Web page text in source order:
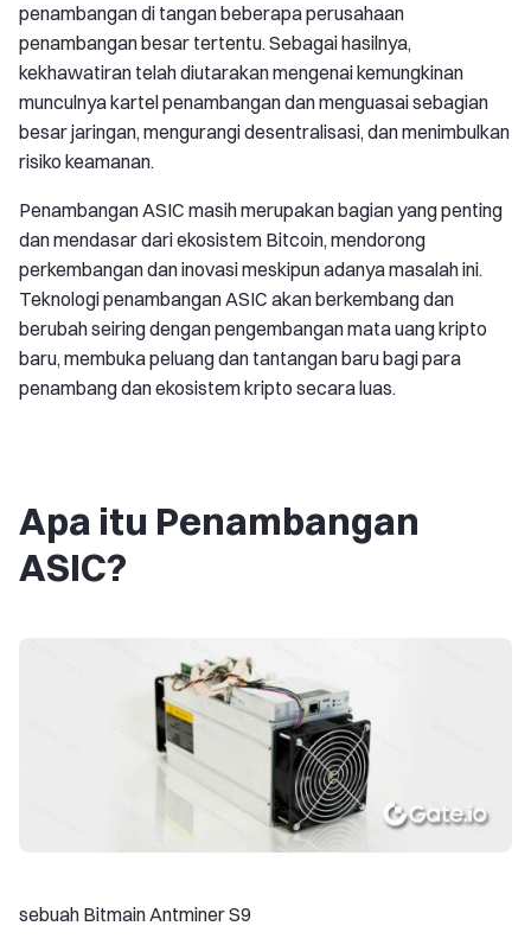
penambangan di tangan beberapa perusahaan
penambangan besar tertentu. Sebagai hasilnya,
kekhawatiran telah diutarakan mengenai kemungkinan
munculnya kartel penambangan dan menguasai sebagian
besar jaringan, mengurangi desentralisasi, dan menimbulkan
risiko keamanan.
Penambangan ASIC masih merupakan bagian yang penting
dan mendasar dari ekosistem Bitcoin, mendorong
perkembangan dan inovasi meskipun adanya masalah ini.
Teknologi penambangan ASIC akan berkembang dan
berubah seiring dengan pengembangan mata uang kripto
baru, membuka peluang dan tantangan baru bagi para
penambang dan ekosistem kripto secara luas.
Apa itu Penambangan
ASIC?
sebuah Bitmain Antminer S9